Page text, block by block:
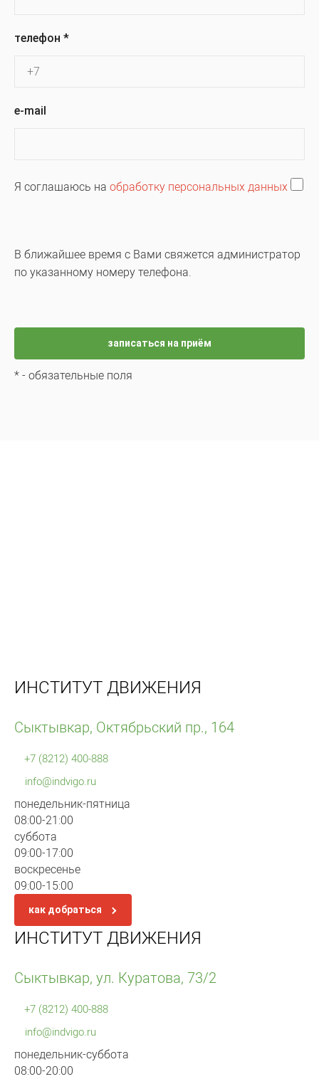
телефон *
e-mail
Я соглашаюсь на обработку персональных данных
В ближайшее время с Вами свяжется администратор
по указанному номеру телефона.
* - обязательные поля
ИНСТИТУТ ДВИЖЕНИЯ
Сыктывкар, Октябрьский пр., 164
+7 (8212) 400-888
info@indvigo.ru
понедельник-пятница
08:00-21:00
суббота
09:00-17:00
воскресенье
09:00-15:00
как добраться
ИНСТИТУТ ДВИЖЕНИЯ
Сыктывкар, ул. Куратова, 73/2
+7 (8212) 400-888
info@indvigo.ru
понедельник-суббота
08:00-20:00